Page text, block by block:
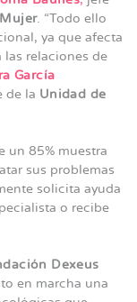
. “Todo ello
ya que afecta
relaciones de
García
de la Unidad de
un 85% muestra
sus problemas
solicita ayuda
o recibe
Dexeus
en marcha una